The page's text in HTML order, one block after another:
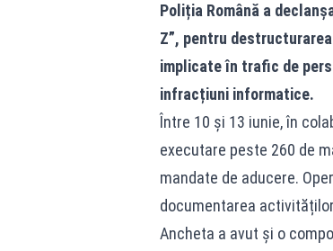
Poliția Română a
Z”, pentru
implicate în trafic de
infracțiuni informatice.
Între 10 și 13 iunie, în
executare peste 260 de
mandate de aducere.
documentarea
Ancheta a avut și o